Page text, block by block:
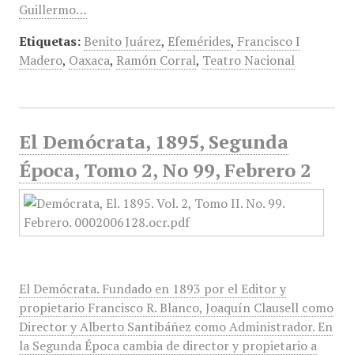
Guillermo…
Etiquetas: Benito Juárez, Efemérides, Francisco I
Madero, Oaxaca, Ramón Corral, Teatro Nacional
El Demócrata, 1895, Segunda
Época, Tomo 2, No 99, Febrero 2
El Demócrata. Fundado en 1893 por el Editor y
propietario Francisco R. Blanco, Joaquín Clausell como
Director y Alberto Santibáñez como Administrador. En
la Segunda Época cambia de director y propietario a